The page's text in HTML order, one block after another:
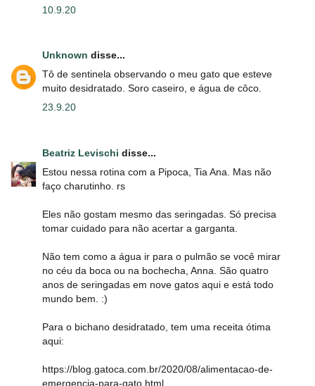
10.9.20
Unknown disse...
Tô de sentinela observando o meu gato que esteve
muito desidratado. Soro caseiro, e água de côco.
23.9.20
Beatriz Levischi disse...
Estou nessa rotina com a Pipoca, Tia Ana. Mas não
faço charutinho. rs
Eles não gostam mesmo das seringadas. Só precisa
tomar cuidado para não acertar a garganta.
Não tem como a água ir para o pulmão se você mirar
no céu da boca ou na bochecha, Anna. São quatro
anos de seringadas em nove gatos aqui e está todo
mundo bem. :)
Para o bichano desidratado, tem uma receita ótima
aqui:
https://blog.gatoca.com.br/2020/08/alimentacao-de-
emergencia-para-gato.html